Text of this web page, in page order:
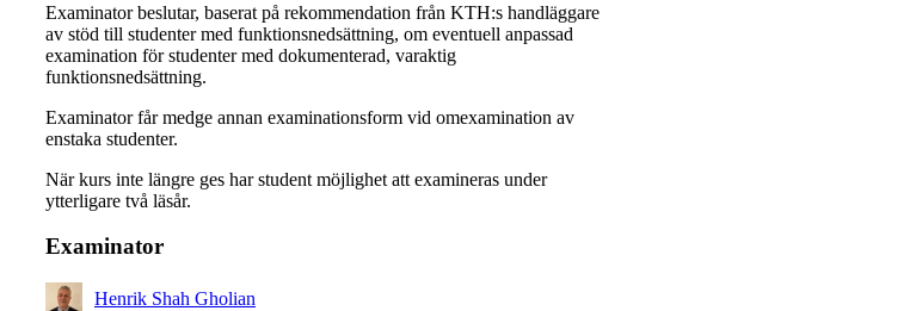
Examinator beslutar, baserat på rekommendation från KTH:s handläggare
av stöd till studenter med funktionsnedsättning, om eventuell anpassad
examination för studenter med dokumenterad, varaktig
funktionsnedsättning.
Examinator får medge annan examinationsform vid omexamination av
enstaka studenter.
När kurs inte längre ges har student möjlighet att examineras under
ytterligare två läsår.
Examinator
Henrik Shah Gholian